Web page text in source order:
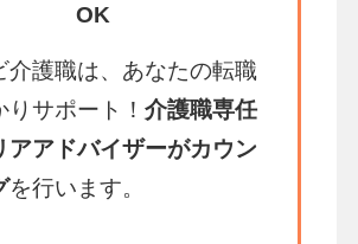
OK
介護職は、あなたの転職
りサポート！ 介護職専任
アアドバイザーがカウン
を行います。